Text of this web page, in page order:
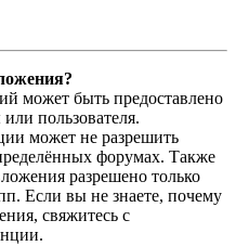
может быть предоставлено
пользователя.
может не разрешить
форумах. Также
разрешено только
Если вы не знаете, почему
свяжитесь с